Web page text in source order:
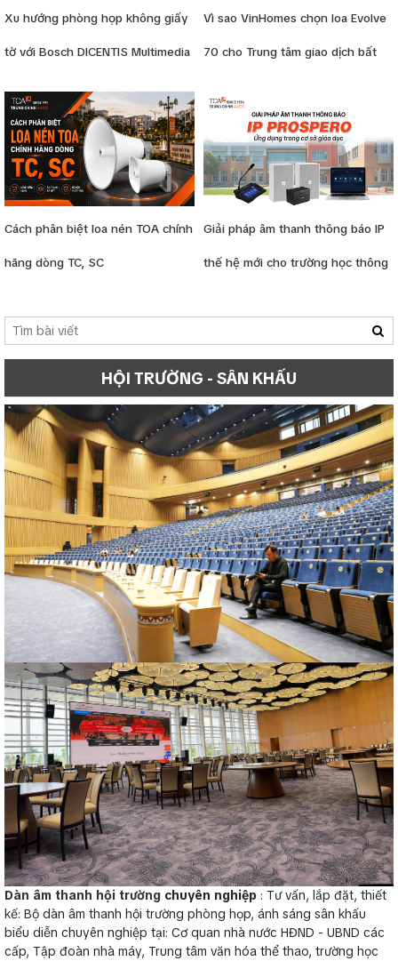
Xu hướng phòng họp không giấy
tờ với Bosch DICENTIS Multimedia
Vì sao VinHomes chọn loa Evolve
70 cho Trung tâm giao dịch bất
Cách phân biệt loa nén TOA chính
hãng dòng TC, SC
Giải pháp âm thanh thông báo IP
thế hệ mới cho trường học thông
HỘI TRƯỜNG - SÂN KHẤU
Dàn âm thanh hội trường chuyên nghiệp : Tư vấn, lắp đặt, thiết
kế: Bộ dàn âm thanh hội trường phòng họp, ánh sáng sân khấu
biểu diễn chuyên nghiệp tại: Cơ quan nhà nước HĐND - UBND các
cấp, Tập đoàn nhà máy, Trung tâm văn hóa thể thao, trường học